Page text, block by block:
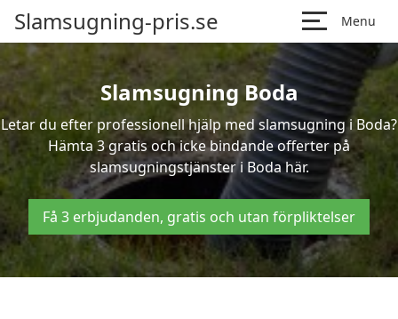
Slamsugning-pris.se Menu
Slamsugning Boda
Letar du efter professionell hjälp med slamsugning i Boda?
Hämta 3 gratis och icke bindande offerter på
slamsugningstjänster i Boda här.
Få 3 erbjudanden, gratis och utan förpliktelser